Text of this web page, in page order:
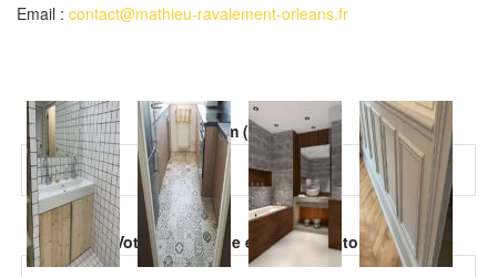
Email : contact@mathieu-ravalement-orleans.fr
Veuillez laisser ce champ vide.
Votre nom (obligatoire)
Veuillez laisser ce champ vide.
Votre adresse de email (obligatoire)